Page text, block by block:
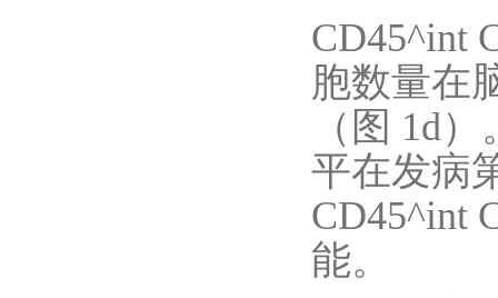
CD45^int
胞数量在
（图 1d
平在发病
CD45^int
能。